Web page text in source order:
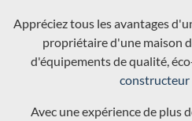
Appréciez tous les avantages
propriétaire d'une maison
d'équipements de qualité,
constructeur
Avec une expérience de plus